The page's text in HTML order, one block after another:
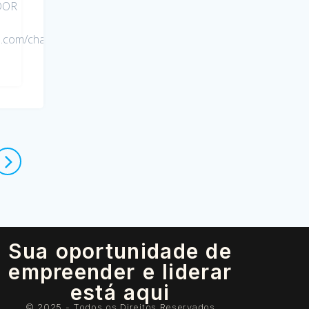
channel/UCf7yNvEJaW4PG8bh-
Sua oportunidade de
empreender e liderar
está aqui